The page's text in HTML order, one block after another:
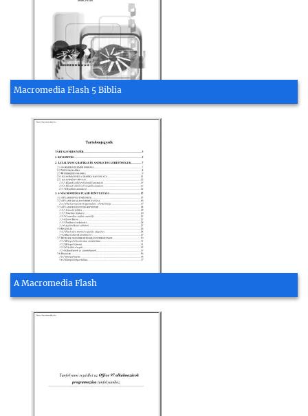
Macromedia Flash 5 Biblia
A Macromedia Flash